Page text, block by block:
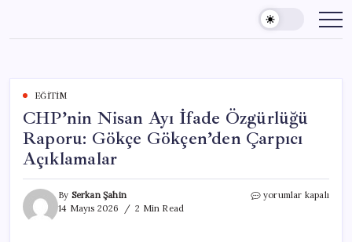
content
EĞITIM
CHP’nin Nisan Ayı İfade Özgürlüğü
Raporu: Gökçe Gökçen’den Çarpıcı
Açıklamalar
By Serkan Şahin
14 Mayıs 2026
2 Min Read
CHP’nin
yorumlar kapalı